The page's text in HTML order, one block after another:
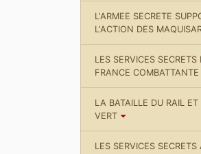
L'ARMEE SECRETE
L'ACTION DES
LES SERVICES SECRETS
FRANCE COMBATTANTE
LA BATAILLE DU RAIL
VERT
LES SERVICES SECRETS